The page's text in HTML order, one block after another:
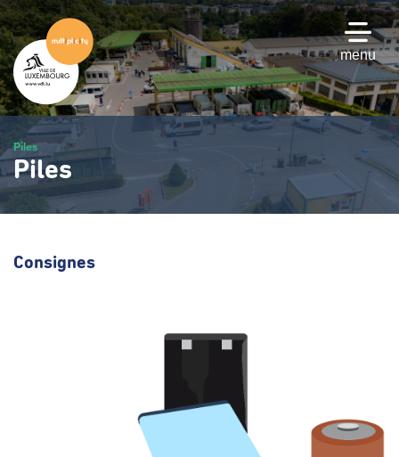
Passer
au
contenu
principal
menu
Piles
Piles
Consignes